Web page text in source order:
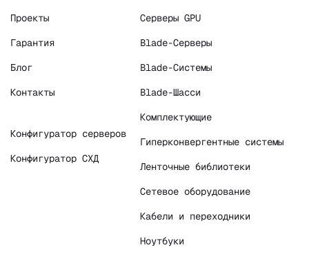
Проекты
Гарантия
Блог
Контакты
Конфигуратор серверов
Конфигуратор СХД
Серверы GPU
Blade-Серверы
Blade-Системы
Blade-Шасси
Комплектующие
Гиперконвергентные системы
Ленточные библиотеки
Сетевое оборудование
Кабели и переходники
Ноутбуки